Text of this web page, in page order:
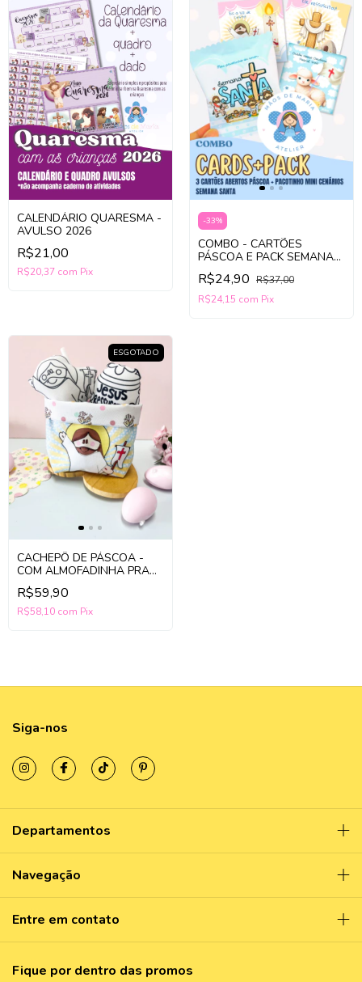
CALENDÁRIO QUARESMA -
AVULSO 2026
R$21,00
R$20,37 com Pix
-33%
COMBO - CARTÕES
PÁSCOA E PACK SEMANA
SANTA
R$24,90 R$37,00
R$24,15 com Pix
ESGOTADO
CACHEPÔ DE PÁSCOA -
COM ALMOFADINHA PRA
COLORIR
R$59,90
R$58,10 com Pix
Siga-nos
Departamentos
Navegação
Entre em contato
Fique por dentro das promos